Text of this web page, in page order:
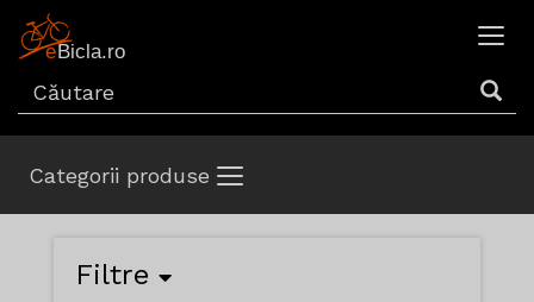
Categorii produse
Filtre